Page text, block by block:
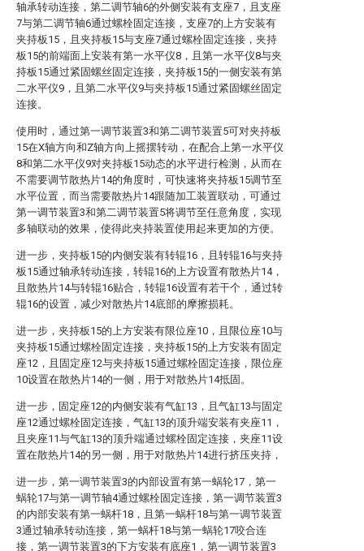
轴承转动连接，第二调节轴6的外侧安装有支座7，且支座
7与第二调节轴6通过螺栓固定连接，支座7的上方安装有
夹持板15，且夹持板15与支座7通过螺栓固定连接，夹持
板15的前端面上安装有第一水平仪8，且第一水平仪8与夹
持板15通过紧固螺丝固定连接，夹持板15的一侧安装有第
二水平仪9，且第二水平仪9与夹持板15通过紧固螺丝固定
连接。
使用时，通过第一调节装置3和第二调节装置5可对夹持板
15在X轴方向和Z轴方向上摇摆转动，在配合上第一水平仪
8和第二水平仪9对夹持板15动态的水平进行检测，从而在
不需要调节散热片14的角度时，可快速将夹持板15调节至
水平位置，而当需要散热片14跟随加工装置联动，可通过
第一调节装置3和第二调节装置5将调节至任意角度，实现
多轴联动的效果，使得此夹持装置使用起来更加的方便。
进一步，夹持板15的内侧安装有转辊16，且转辊16与夹持
板15通过轴承转动连接，转辊16的上方设置有散热片14，
且散热片14与转辊16贴合，转辊16设置有若干个，通过转
辊16的设置，减少对散热片14底部的摩擦损耗。
进一步，夹持板15的上方安装有限位座10，且限位座10与
夹持板15通过螺栓固定连接，夹持板15的上方安装有固定
座12，且固定座12与夹持板15通过螺栓固定连接，限位座
10设置在散热片14的一侧，用于对散热片14抵固。
进一步，固定座12的内侧安装有气缸13，且气缸13与固定
座12通过螺栓固定连接，气缸13的顶升端安装有夹座11，
且夹座11与气缸13的顶升端通过螺栓固定连接，夹座11设
置在散热片14的另一侧，用于对散热片14进行挤压夹持，
进一步，第一调节装置3的内部设置有第一蜗轮17，第一
蜗轮17与第一调节轴4通过螺栓固定连接，第一调节装置3
的内部安装有第一蜗杆18，且第一蜗杆18与第一调节装置
3通过轴承转动连接，第一蜗杆18与第一蜗轮17咬合连
接，第一调节装置3的下方安装有底座1，第一调节装置3